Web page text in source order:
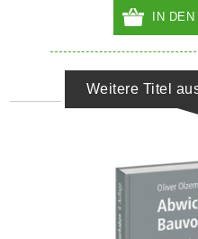
IN
Weitere Titel